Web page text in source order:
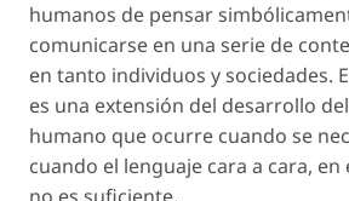
humanos de pensar
comunicarse en una serie de
en tanto individuos y sociedades.
es una extensión del desarrollo
humano que ocurre cuando se
cuando el lenguaje cara a cara, en